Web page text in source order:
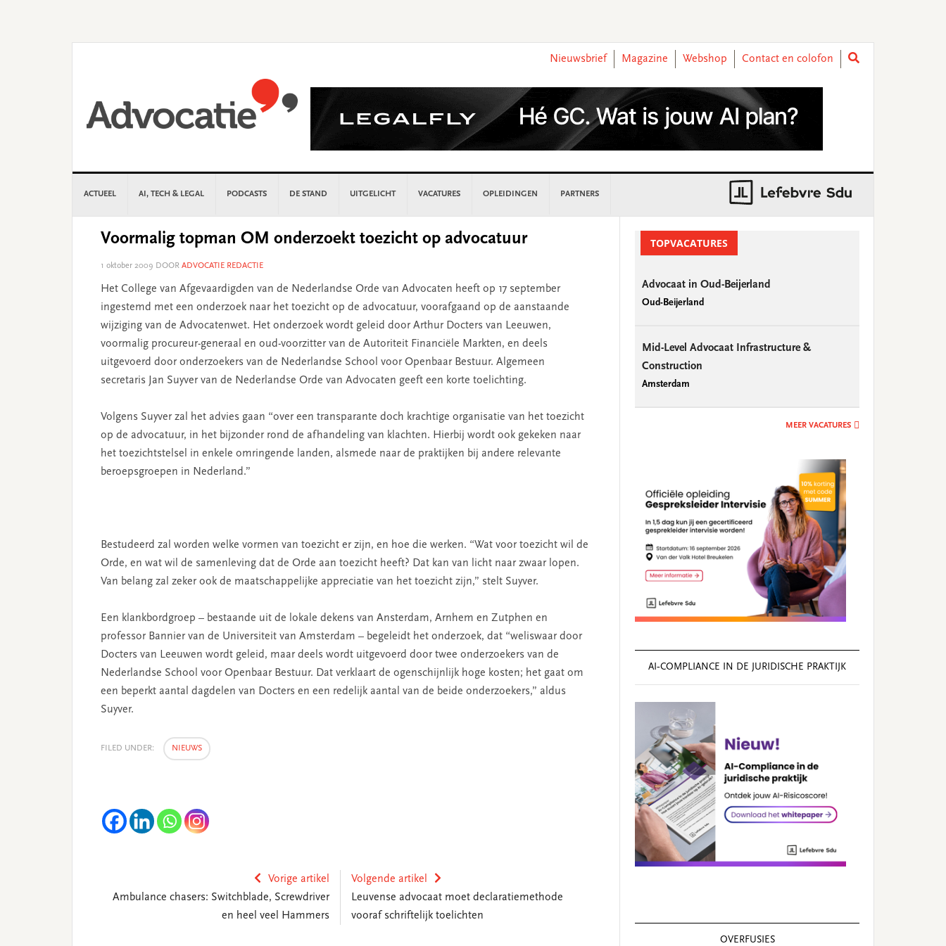
Nieuwsbrief
Magazine Webshop Contact en colofon
ACTUEEL AI, TECH & LEGAL PODCASTS DE STAND UITGELICHT VACATURES OPLEIDINGEN PARTNERS
Voormalig topman OM onderzoekt toezicht op advocatuur
1 oktober 2009 DOOR ADVOCATIE REDACTIE
Het College van Afgevaardigden van de Nederlandse Orde van Advocaten heeft op 17 september
ingestemd met een onderzoek naar het toezicht op de advocatuur, voorafgaand op de aanstaande
wijziging van de Advocatenwet. Het onderzoek wordt geleid door Arthur Docters van Leeuwen,
voormalig procureur-generaal en oud-voorzitter van de Autoriteit Financiële Markten, en deels
uitgevoerd door onderzoekers van de Nederlandse School voor Openbaar Bestuur. Algemeen
secretaris Jan Suyver van de Nederlandse Orde van Advocaten geeft een korte toelichting.
Volgens Suyver zal het advies gaan “over een transparante doch krachtige organisatie van het toezicht
op de advocatuur, in het bijzonder rond de afhandeling van klachten. Hierbij wordt ook gekeken naar
het toezichtstelsel in enkele omringende landen, alsmede naar de praktijken bij andere relevante
beroepsgroepen in Nederland.”
Bestudeerd zal worden welke vormen van toezicht er zijn, en hoe die werken. “Wat voor toezicht wil de
Orde, en wat wil de samenleving dat de Orde aan toezicht heeft? Dat kan van licht naar zwaar lopen.
Van belang zal zeker ook de maatschappelijke appreciatie van het toezicht zijn,” stelt Suyver.
Een klankbordgroep – bestaande uit de lokale dekens van Ansterdam, Arnhem en Zutphen en
professor Bannier van de Universiteit van Amsterdam – begeleidt het onderzoek, dat “weliswaar door
Docters van Leeuwen wordt geleid, maar deels wordt uitgevoerd door twee onderzoekers van de
Nederlandse School voor Openbaar Bestuur. Dat verklaart de ogenschijnlijk hoge kosten; het gaat om
een beperkt aantal dagdelen van Docters en een redelijk aantal van de beide onderzoekers,” aldus
Suyver.
FILED UNDER: NIEUWS
Vorige artikel
Ambulance chasers: Switchblade, Screwdriver
en heel veel Hammers
Volgende artikel
Leuvense advocaat moet declaratiemethode
vooraf schriftelijk toelichten
SidebarTOPVACATURES
Advocaat in Oud-Beijerland
Oud-Beijerland
Mid-Level Advocaat Infrastructure &
Construction
Amsterdam
MEER VACATURES
AI‑COMPLIANCE IN DE JURIDISCHE PRAKTIJK
OVERFUSIES